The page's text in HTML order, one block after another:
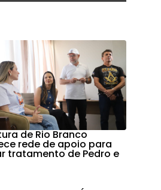
de Rio Branco
rede de apoio para
tratamento de Pedro e